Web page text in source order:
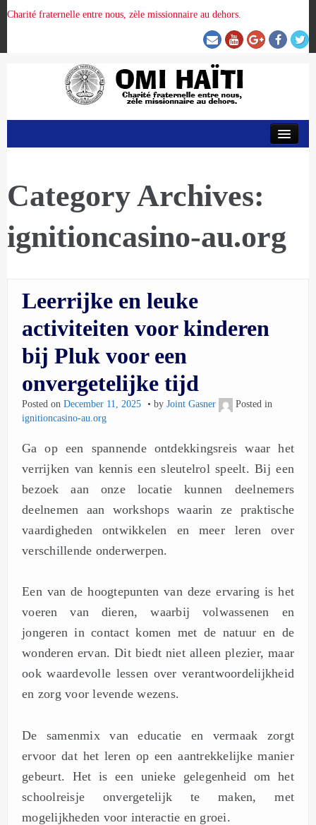
Charité fraternelle entre nous, zèle missionnaire au dehors.
ORGANISATION DE LA PROVINCE
PRÉSENCE OMI
NOUS CONTACTER
Category Archives:
ignitioncasino-au.org
Leerrijke en leuke
activiteiten voor kinderen
bij Pluk voor een
onvergetelijke tijd
Posted on December 11, 2025 by Joint Gasner
Posted in
ignitioncasino-au.org
Ga op een spannende ontdekkingsreis waar het
verrijken van kennis een sleutelrol speelt. Bij een
bezoek aan onze locatie kunnen deelnemers
deelnemen aan workshops waarin ze praktische
vaardigheden ontwikkelen en meer leren over
verschillende onderwerpen.
Een van de hoogtepunten van deze ervaring is het
voeren van dieren, waarbij volwassenen en
jongeren in contact komen met de natuur en de
wonderen ervan. Dit biedt niet alleen plezier, maar
ook waardevolle lessen over verantwoordelijkheid
en zorg voor levende wezens.
De samenmix van educatie en vermaak zorgt
ervoor dat het leren op een aantrekkelijke manier
gebeurt. Het is een unieke gelegenheid om het
schoolreisje onvergetelijk te maken, met
mogelijkheden voor interactie en groei.